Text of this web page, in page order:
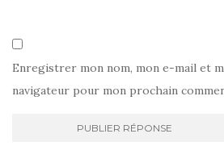
Enregistrer mon nom, mon e-mail et
navigateur pour mon prochain